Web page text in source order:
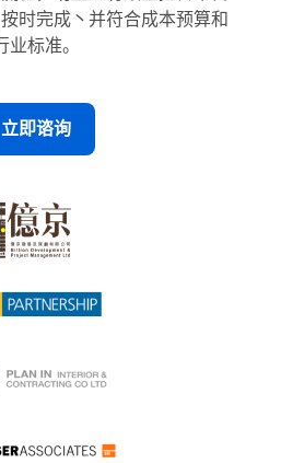
时完成丶并符合成本预算和
业标准。
立即谘询